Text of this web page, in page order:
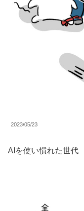
2023/05/23
AIを使い慣れた世代